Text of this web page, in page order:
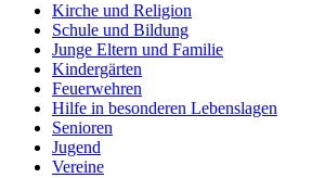
Kirche und Religion
Schule und Bildung
Junge Eltern und Familie
Kindergärten
Feuerwehren
Hilfe in besonderen Lebenslagen
Senioren
Jugend
Vereine